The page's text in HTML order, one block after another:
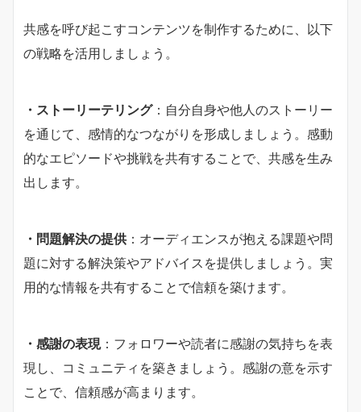
共感を呼び起こすコンテンツを制作するために、以下
の戦略を活用しましょう。
・ストーリーテリング：自分自身や他人のストーリー
を通じて、感情的なつながりを形成しましょう。感動
的なエピソードや挑戦を共有することで、共感を生み
出します。
・問題解決の提供 ：オーディエンスが抱える課題や問
題に対する解決策やアドバイスを提供しましょう。実
用的な情報を共有することで信頼を築けます。
・感謝の表現：フォロワーや読者に感謝の気持ちを表
現し、コミュニティを築きましょう。感謝の意を示す
ことで、信頼感が高まります。